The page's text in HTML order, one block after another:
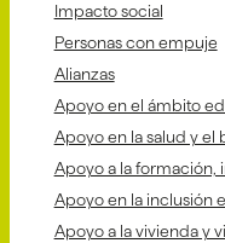
Impacto social
Personas con empuje
Alianzas
Apoyo en el ámbito
Apoyo en la salud y el
Apoyo a la formación,
Apoyo en la inclusión
Apoyo a la vivienda y